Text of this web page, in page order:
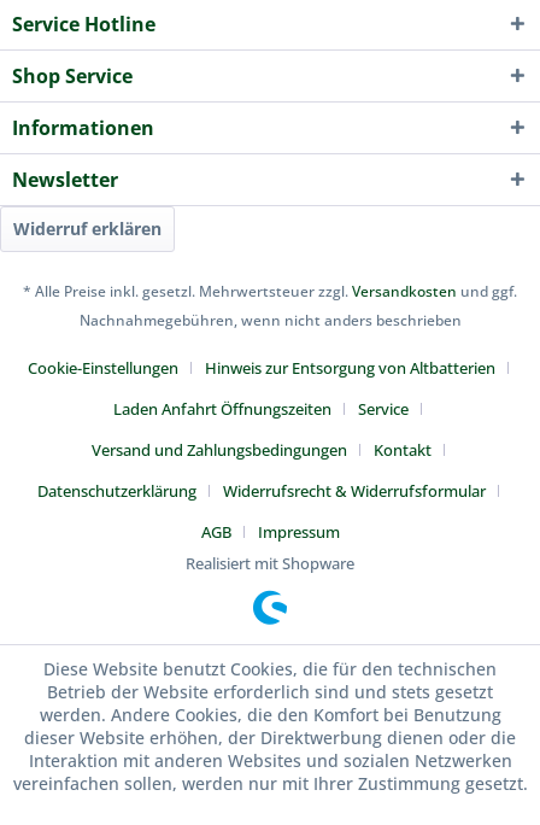
Service Hotline
Shop Service
Informationen
Newsletter
Widerruf erklären
* Alle Preise inkl. gesetzl. Mehrwertsteuer zzgl.Versandkosten und ggf.
Nachnahmegebühren, wenn nicht anders beschrieben
Cookie-Einstellungen
Hinweis zur Entsorgung von Altbatterien
Laden Anfahrt Öffnungszeiten
Service
Versand und Zahlungsbedingungen
Kontakt
Datenschutzerklärung
Widerrufsrecht & Widerrufsformular
AGB
Impressum
Realisiert mit Shopware
Diese Website benutzt Cookies, die für den technischen
Betrieb der Website erforderlich sind und stets gesetzt
werden. Andere Cookies, die den Komfort bei Benutzung
dieser Website erhöhen, der Direktwerbung dienen oder die
Interaktion mit anderen Websites und sozialen Netzwerken
vereinfachen sollen, werden nur mit Ihrer Zustimmung gesetzt.